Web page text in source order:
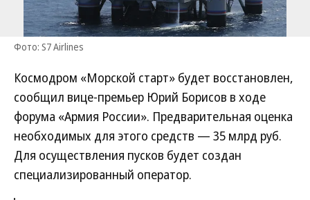
Фото: S7 Airlines
Космодром «Морской старт» будет восстановлен,
сообщил вице-премьер Юрий Борисов в ходе
форума «Армия России». Предварительная оценка
необходимых для этого средств — 35 млрд руб.
Для осуществления пусков будет создан
специализированный оператор.